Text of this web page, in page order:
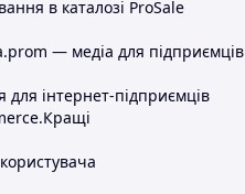
в каталозі ProSale
— медіа для підприємців
для інтернет-підприємців